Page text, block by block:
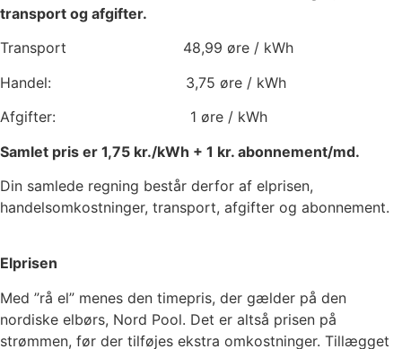
transport og afgifter.
Transport 48,99 øre / kWh
Handel: 3,75 øre / kWh
Afgifter: 1 øre / kWh
Samlet pris er 1,75 kr./kWh + 1 kr. abonnement/md.
Din samlede regning består derfor af elprisen,
handelsomkostninger, transport, afgifter og abonnement.
Elprisen
Med ”rå el” menes den timepris, der gælder på den
nordiske elbørs, Nord Pool. Det er altså prisen på
strømmen, før der tilføjes ekstra omkostninger. Tillægget